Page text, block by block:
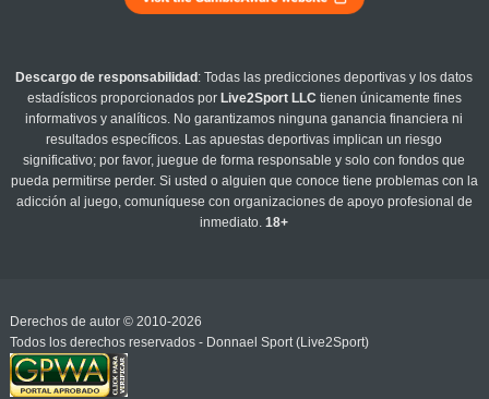
Descargo de responsabilidad : Todas las predicciones deportivas y los datos
estadísticos proporcionados por Live2Sport LLC tienen únicamente fines
informativos y analíticos. No garantizamos ninguna ganancia financiera ni
resultados específicos. Las apuestas deportivas implican un riesgo
significativo; por favor, juegue de forma responsable y solo con fondos que
pueda permitirse perder. Si usted o alguien que conoce tiene problemas con la
adicción al juego, comuníquese con organizaciones de apoyo profesional de
inmediato.18+
Derechos de autor © 2010-2026
Todos los derechos reservados - Donnael Sport (Live2Sport)